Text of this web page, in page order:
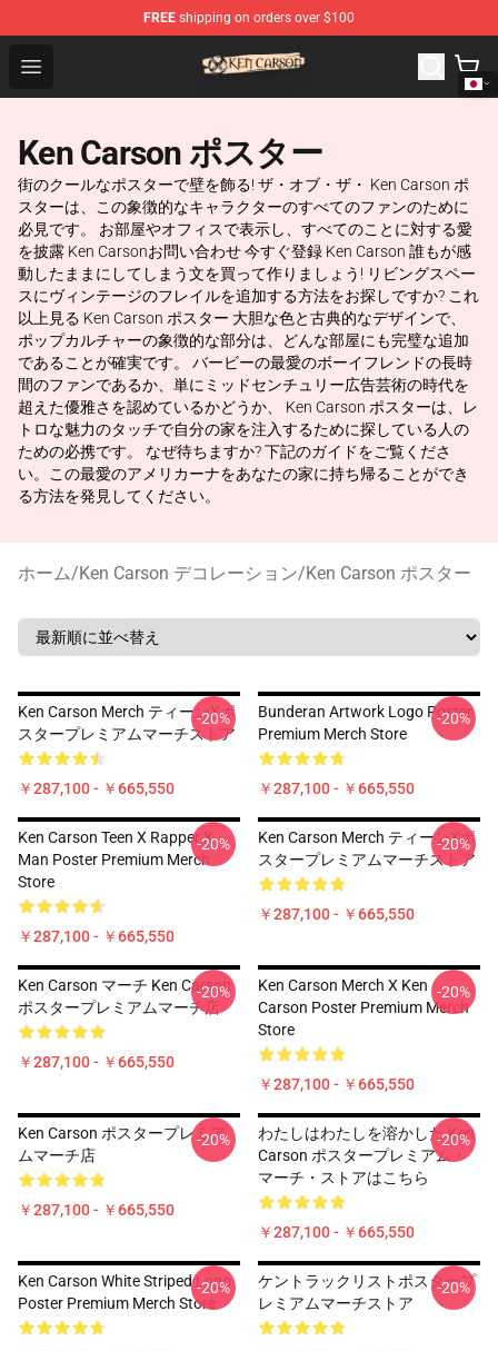
FREE shipping on orders over $100
Open menu
Ken Carson Shop - Official Ken Carson Merchandise
Ken Carson ポスター
街のクールなポスターで壁を飾る! ザ・オブ・ザ・ Ken Carson ポ
スターは、この象徴的なキャラクターのすべてのファンのために
必見です。 お部屋やオフィスで表示し、すべてのことに対する愛
を披露 Ken Carsonお問い合わせ 今すぐ登録 Ken Carson 誰もが感
動したままにしてしまう文を買って作りましょう! リビングスペー
スにヴィンテージのフレイルを追加する方法をお探しですか? これ
以上見る Ken Carson ポスター 大胆な色と古典的なデザインで、
ポップカルチャーの象徴的な部分は、どんな部屋にも完璧な追加
であることが確実です。 バービーの最愛のボーイフレンドの長時
間のファンであるか、単にミッドセンチュリー広告芸術の時代を
超えた優雅さを認めているかどうか、 Ken Carson ポスターは、レ
トロな魅力のタッチで自分の家を注入するために探している人の
ための必携です。 なぜ待ちますか? 下記のガイドをご覧くださ
い。この最愛のアメリカーナをあなたの家に持ち帰ることができ
る方法を発見してください。
ホーム/Ken Carson デコレーション/Ken Carson ポスター
Ken Carson Merch ティーンXポ
スタープレミアムマーチストア
￥287,100 - ￥665,550
-20%
Bunderan Artwork Logo Poster
Premium Merch Store
￥287,100 - ￥665,550
-20%
Ken Carson Teen X Rapper X
Man Poster Premium Merch
Store
￥287,100 - ￥665,550
-20%
Ken Carson Merch ティーンXポ
スタープレミアムマーチストア
￥287,100 - ￥665,550
-20%
Ken Carson マーチ Ken Carson
ポスタープレミアムマーチ店
￥287,100 - ￥665,550
-20%
Ken Carson Merch X Ken
Carson Poster Premium Merch
Store
￥287,100 - ￥665,550
-20%
Ken Carson ポスタープレミア
ムマーチ店
￥287,100 - ￥665,550
-20%
わたしはわたしを溶かした Ken
Carson ポスタープレミアム・
マーチ・ストアはこちら
￥287,100 - ￥665,550
-20%
Ken Carson White Striped Logo
Poster Premium Merch Store
-20%
ケントラックリストポスタープ
レミアムマーチストア
-20%